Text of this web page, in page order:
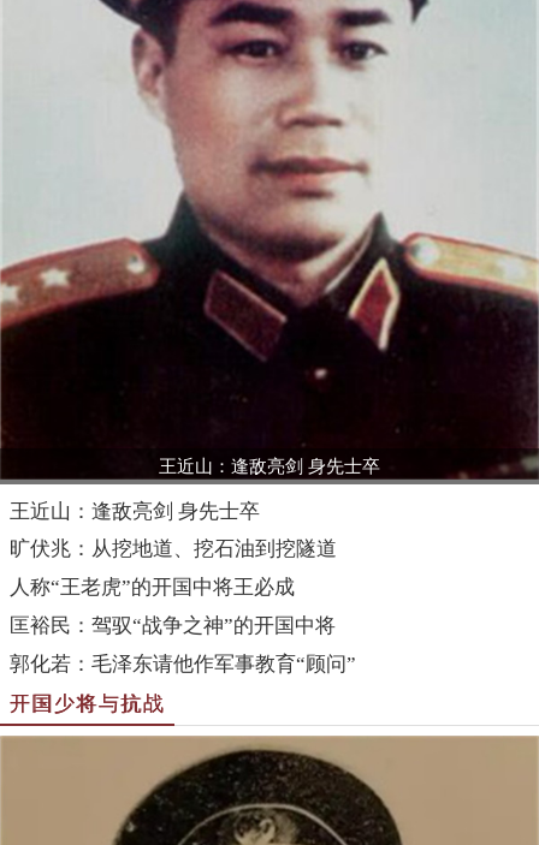
王近山：逢敌亮剑 身先士卒
王近山：逢敌亮剑 身先士卒
旷伏兆：从挖地道、挖石油到挖隧道
人称“王老虎”的开国中将王必成
匡裕民：驾驭“战争之神”的开国中将
郭化若：毛泽东请他作军事教育“顾问”
开国少将与抗战